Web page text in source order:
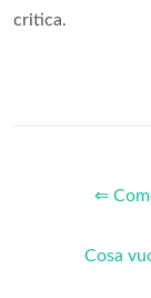
critica.
⇐
Cosa